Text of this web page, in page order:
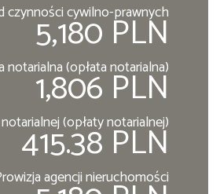
czynności cywilno-prawnych
5,180 PLN
notarialna (opłata notarialna)
1,806 PLN
(opłaty notarialnej)
415.38 PLN
agencji nieruchomości